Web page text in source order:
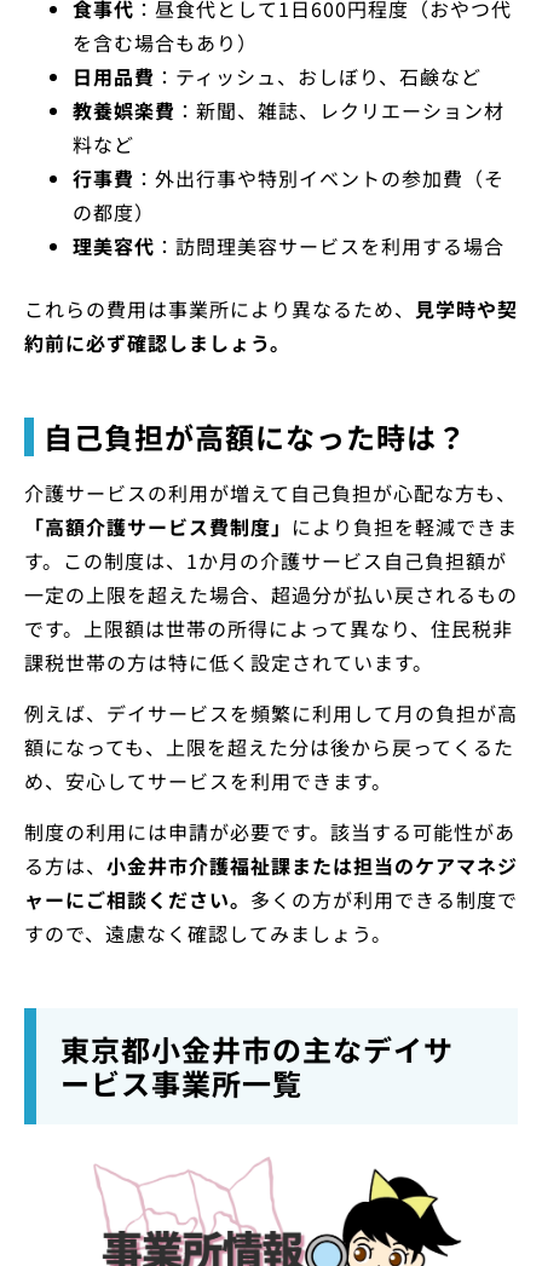
食事代 ：昼食代として1日600円程度（おやつ代
を含む場合もあり）
日用品費 ：ティッシュ、おしぼり、石鹸など
教養娯楽費 ：新聞、雑誌、レクリエーション材
料など
行事費 ：外出行事や特別イベントの参加費（そ
の都度）
理美容代 ：訪問理美容サービスを利用する場合
これらの費用は事業所により異なるため、 見学時や契
約前に必ず確認しましょう。
自己負担が高額になった時は？
介護サービスの利用が増えて自己負担が心配な方も、
「高額介護サービス費制度」 により負担を軽減できま
す。この制度は、1か月の介護サービス自己負担額が
一定の上限を超えた場合、超過分が払い戻されるもの
です。上限額は世帯の所得によって異なり、住民税非
課税世帯の方は特に低く設定されています。
例えば、デイサービスを頻繁に利用して月の負担が高
額になっても、上限を超えた分は後から戻ってくるた
め、安心してサービスを利用できます。
制度の利用には申請が必要です。該当する可能性があ
る方は、 小金井市介護福祉課または担当のケアマネジ
ャーにご相談ください。 多くの方が利用できる制度で
すので、遠慮なく確認してみましょう。
東京都小金井市の主なデイサ
ービス事業所一覧